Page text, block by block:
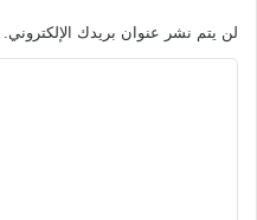
لن يتم نشر عنوان بريدك الإلكتروني.